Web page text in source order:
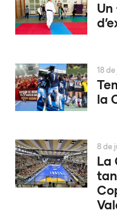
Un
la
18
La
8 de